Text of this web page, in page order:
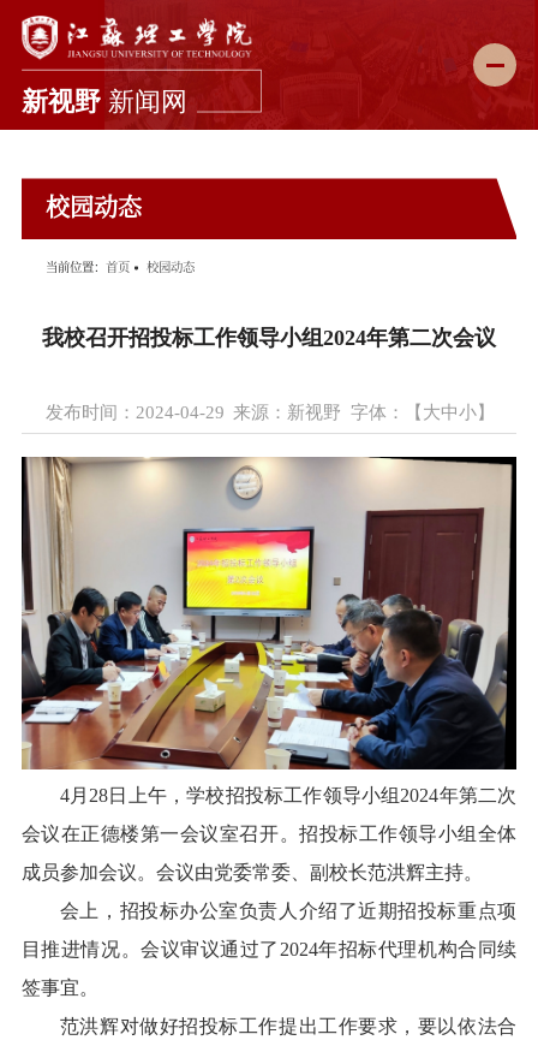
学校要闻
综合新闻
媒体理工
理工故事
图说校园
理工影像
校报在线
融媒矩阵
学校主页 宣传部主页
校园动态
当前位置： 首页 校园动态
我校召开招投标工作领导小组2024年第二次会议
发布时间：2024-04-29 来源：新视野 字体：【 大中小】
4月28日上午，学校招投标工作领导小组2024年第二次
会议在正德楼第一会议室召开。招投标工作领导小组全体
成员参加会议。会议由党委常委、副校长范洪辉主持。
会上，招投标办公室负责人介绍了近期招投标重点项
目推进情况。会议审议通过了2024年招标代理机构合同续
签事宜。
范洪辉对做好招投标工作提出工作要求，要以依法合